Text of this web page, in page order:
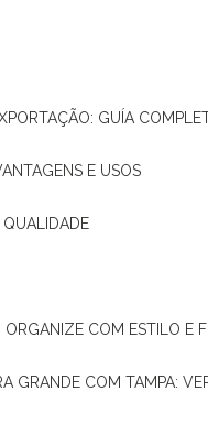
GUÍA
E USOS
QUALIDADE
ORGANIZE COM ESTILO E
GRANDE COM TAMPA: